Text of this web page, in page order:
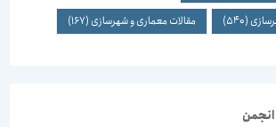
(540) مقالات معماری و شهرسازی(167)